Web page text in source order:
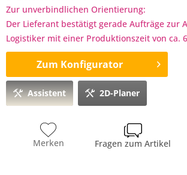
Zur unverbindlichen Orientierung:
Der Lieferant bestätigt gerade Aufträge zur
Logistiker mit einer Produktionszeit von ca.
Zum Konfigurator
Assistent 2D-Planer
Merken Fragen zum Artikel